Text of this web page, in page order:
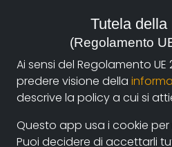
Film su documentando
FLYING WITH IPPOGRIFO
Bio
Tutela della
(Regolamento
Ai sensi del Regolamento
predere visione della
descrive la policy a cui si
Questo app usa i cookie
Puoi decidere di accettarli